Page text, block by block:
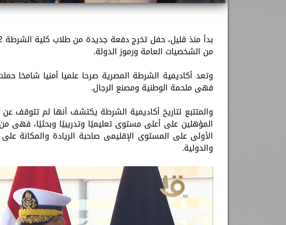
من الشخصيات العامة ورموز الدولة.
وتعد أكاديمية الشرطة المصرية صرحا علميا أمنيا شامخا
فهى ملحمة الوطنية ومصنع الرجال.
والمتتبع لتاريخ أكاديمية الشرطة يكتشف أنها لم تتوقف
المؤهلين على أعلى مستوى تعليميًا وتدريبيًا وبحثيًا، فهى
الأولى على المستوى الإقليمى صاحبة الريادة والمكانة
والدولية.